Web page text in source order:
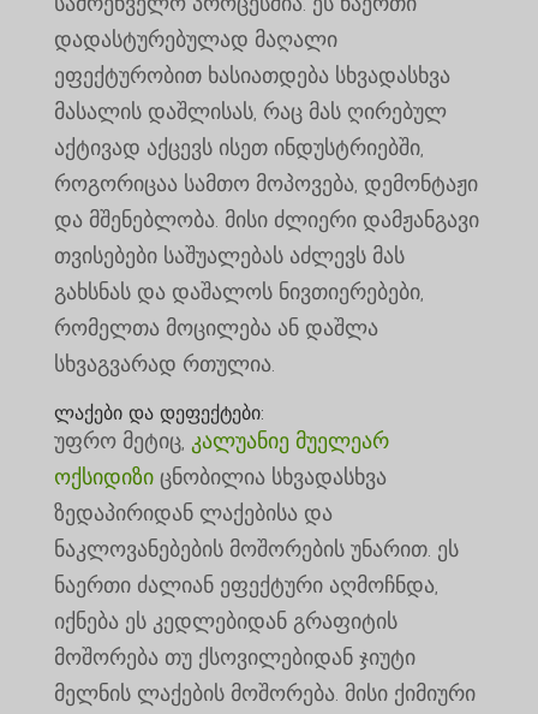
დადასტურებულად მაღალი
ეფექტურობით ხასიათდება სხვადასხვა
მასალის დაშლისას, რაც მას ღირებულ
აქტივად აქცევს ისეთ ინდუსტრიებში,
როგორიცაა სამთო მოპოვება, დემონტაჟი
და მშენებლობა. მისი ძლიერი დამჟანგავი
თვისებები საშუალებას აძლევს მას
გახსნას და დაშალოს ნივთიერებები,
რომელთა მოცილება ან დაშლა
სხვაგვარად რთულია.
ლაქები და დეფექტები:
უფრო მეტიც, კალუანიე მუელეარ
ოქსიდიზიცნობილია სხვადასხვა
ზედაპირიდან ლაქებისა და
ნაკლოვანებების მოშორების უნარით. ეს
ნაერთი ძალიან ეფექტური აღმოჩნდა,
იქნება ეს კედლებიდან გრაფიტის
მოშორება თუ ქსოვილებიდან ჯიუტი
მელნის ლაქების მოშორება. მისი ქიმიური